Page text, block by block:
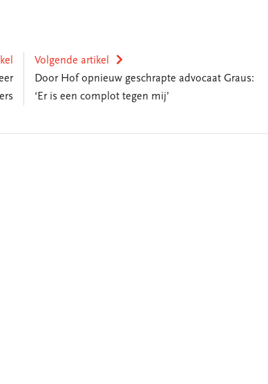
Volgende artikel
Door Hof opnieuw geschrapte advocaat Graus:
‘Er is een complot tegen mij’